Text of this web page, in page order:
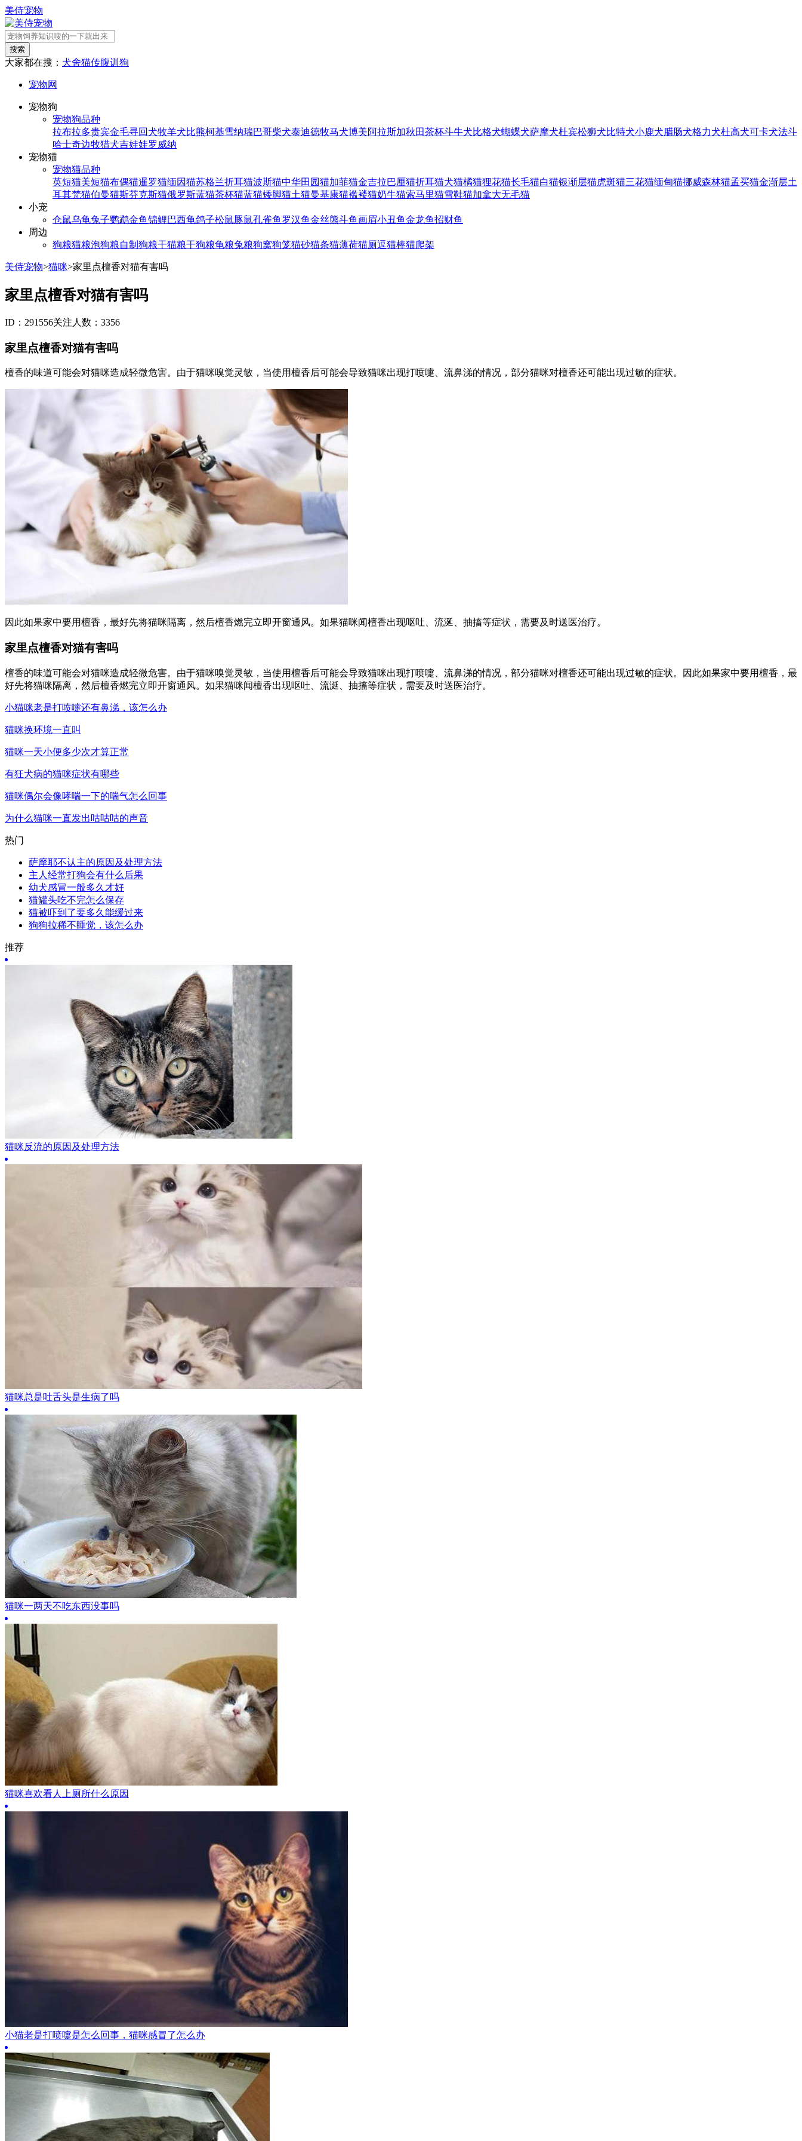
美侍宠物
搜索
大家都在搜： 犬舍猫传腹训狗
宠物网
宠物狗
宠物狗品种
拉布拉多贵宾金毛寻回犬牧羊犬比熊柯基雪纳瑞巴哥柴犬泰迪德牧马犬博美阿拉斯加秋田茶杯斗牛犬比格犬蝴蝶犬萨摩犬杜宾松狮犬比特犬小鹿犬腊肠犬格力犬杜高犬可卡犬法斗
哈士奇边牧猎犬吉娃娃罗威纳
宠物猫
宠物猫品种
英短猫美短猫布偶猫暹罗猫缅因猫苏格兰折耳猫波斯猫中华田园猫加菲猫金吉拉巴厘猫折耳猫犬猫橘猫狸花猫长毛猫白猫银渐层猫虎斑猫三花猫缅甸猫挪威森林猫孟买猫金渐层土
耳其梵猫伯曼猫斯芬克斯猫俄罗斯蓝猫茶杯猫蓝猫矮脚猫土猫曼基康猫褴褛猫奶牛猫索马里猫雪鞋猫加拿大无毛猫
小宠
仓鼠乌龟兔子鹦鹉金鱼锦鲤巴西龟鸽子松鼠豚鼠孔雀鱼 罗汉鱼金丝熊斗鱼画眉小丑鱼金龙鱼招财鱼
周边
狗粮猫粮泡狗粮自制狗粮干猫粮干狗粮龟粮兔粮狗窝狗笼猫砂猫条猫薄荷猫厕逗猫棒猫爬架
美侍宠物>猫咪>家里点檀香对猫有害吗
家里点檀香对猫有害吗
ID：291556关注人数：3356
家里点檀香对猫有害吗
檀香的味道可能会对猫咪造成轻微危害。由于猫咪嗅觉灵敏，当使用檀香后可能会导致猫咪出现打喷嚏、流鼻涕的情况，部分猫咪对檀香还可能出现过敏的症状。
因此如果家中要用檀香，最好先将猫咪隔离，然后檀香燃完立即开窗通风。如果猫咪闻檀香出现呕吐、流涎、抽搐等症状，需要及时送医治疗。
家里点檀香对猫有害吗
檀香的味道可能会对猫咪造成轻微危害。由于猫咪嗅觉灵敏，当使用檀香后可能会导致猫咪出现打喷嚏、流鼻涕的情况，部分猫咪对檀香还可能出现过敏的症状。因此如果家中要用檀香，最
好先将猫咪隔离，然后檀香燃完立即开窗通风。如果猫咪闻檀香出现呕吐、流涎、抽搐等症状，需要及时送医治疗。
小猫咪老是打喷嚏还有鼻涕，该怎么办
猫咪换环境一直叫
猫咪一天小便多少次才算正常
有狂犬病的猫咪症状有哪些
猫咪偶尔会像哮喘一下的喘气怎么回事
为什么猫咪一直发出咕咕咕的声音
热门
萨摩耶不认主的原因及处理方法
主人经常打狗会有什么后果
幼犬感冒一般多久才好
猫罐头吃不完怎么保存
猫被吓到了要多久能缓过来
狗狗拉稀不睡觉，该怎么办
推荐
猫咪反流的原因及处理方法
猫咪总是吐舌头是生病了吗
猫咪一两天不吃东西没事吗
猫咪喜欢看人上厕所什么原因
小猫老是打喷嚏是怎么回事，猫咪感冒了怎么办